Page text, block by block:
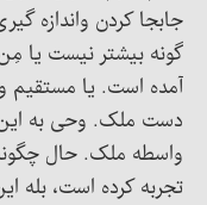
جابجا کردن واندازه
گونه بیشتر نیست یا
آمده است. یا مستقیم
دست ملک. وحی به
واسطه ملک. حال
تجربه کرده است، بله